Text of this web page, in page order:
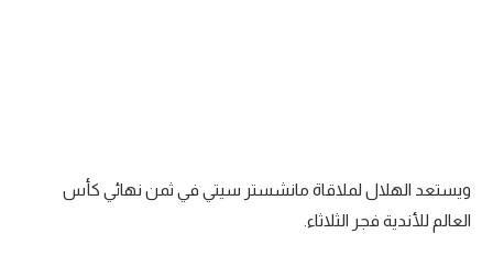
الكرة الأوروبية
الكرة الإفريقية
ويستعد الهلال لملاقاة مانشستر سيتي في ثمن نهائي كأس
العالم للأندية فجر الثلاثاء.